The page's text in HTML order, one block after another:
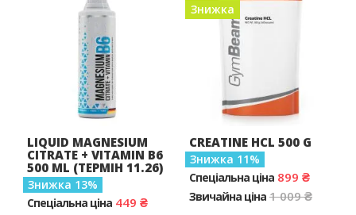
LIQUID MAGNESIUM
CITRATE + VITAMIN B6
500 ML (ТЕРМІН 11.26)
Знижка 13
Спеціальна ціна 449 ₴
Знижка
CREATINE HCL 500 G
Знижка 11
Спеціальна ціна 899 ₴
Звичайна ціна 1 009 ₴